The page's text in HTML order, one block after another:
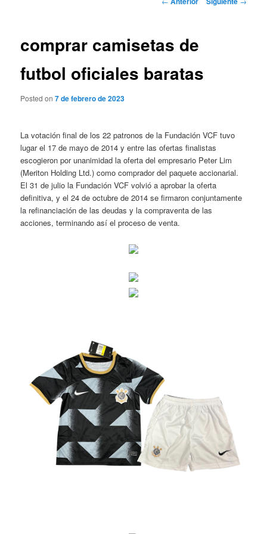
comprar camisetas de
futbol oficiales baratas
Posted on7 de febrero de 2023
La votación final de los 22 patronos de la Fundación VCF tuvo
lugar el 17 de mayo de 2014 y entre las ofertas finalistas
escogieron por unanimidad la oferta del empresario Peter Lim
(Meriton Holding Ltd.) como comprador del paquete accionarial.
El 31 de julio la Fundación VCF volvió a aprobar la oferta
definitiva, y el 24 de octubre de 2014 se firmaron conjuntamente
la refinanciación de las deudas y la compraventa de las
acciones, terminando así el proceso de venta.